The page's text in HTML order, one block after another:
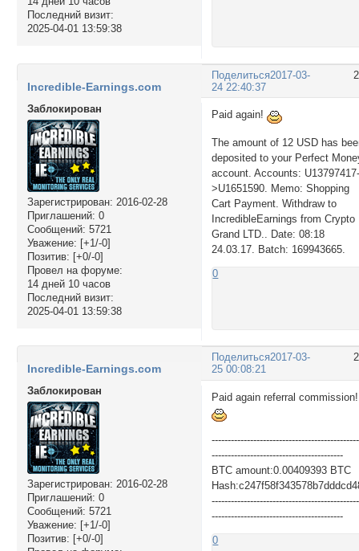
Последний визит:
2025-04-01 13:59:38
Поделиться2017-03-
24 22:40:37
Incredible-Earnings.com
Заблокирован
Зарегистрирован: 2016-02-28
Приглашений: 0
Сообщений: 5721
Уважение: [+1/-0]
Позитив: [+0/-0]
Провел на форуме:
14 дней 10 часов
Последний визит:
2025-04-01 13:59:38
Paid again!
The amount of 12 USD has
deposited to your Perfect
account. Accounts:
>U1651590. Memo: Shopping
Cart Payment. Withdraw to
IncredibleEarnings from Crypto
Grand LTD.. Date: 08:18
24.03.17. Batch: 169943665.
0
Поделиться2017-03-
25 00:08:21
Incredible-Earnings.com
Заблокирован
Зарегистрирован: 2016-02-28
Приглашений: 0
Сообщений: 5721
Уважение: [+1/-0]
Позитив: [+0/-0]
Paid again referral commission!
-----------------------------------------
BTC amount:0.00409393 BTC
-----------------------------------------
0